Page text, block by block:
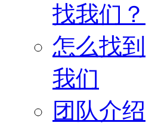
找我们？
怎么找到
我们
团队介绍